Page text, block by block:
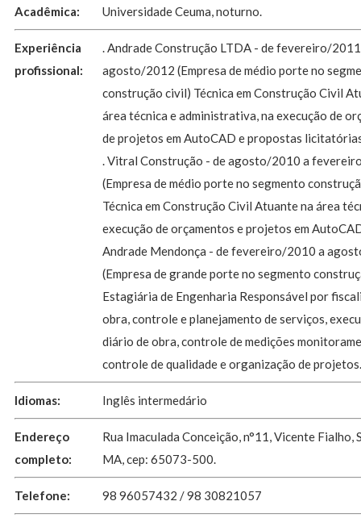
Acadêmica:
Universidade Ceuma, noturno.
Experiência
profissional:
. Andrade Construção LTDA - de fevereiro/
agosto/2012 (Empresa de médio porte no
construção civil) Técnica em Construção Civil
área técnica e administrativa, na execução de
de projetos em AutoCAD e propostas
. Vitral Construção - de agosto/2010 a
(Empresa de médio porte no segmento
Técnica em Construção Civil Atuante na área
execução de orçamentos e projetos em
Andrade Mendonça - de fevereiro/2010 a
(Empresa de grande porte no segmento
Estagiária de Engenharia Responsável por
obra, controle e planejamento de serviços,
diário de obra, controle de medições
controle de qualidade e organização de projetos.
Idiomas: Inglês intermedário
Endereço
completo:
Rua Imaculada Conceição, n°11, Vicente Fialho,
MA, cep: 65073-500.
Telefone: 98 96057432 / 98 30821057